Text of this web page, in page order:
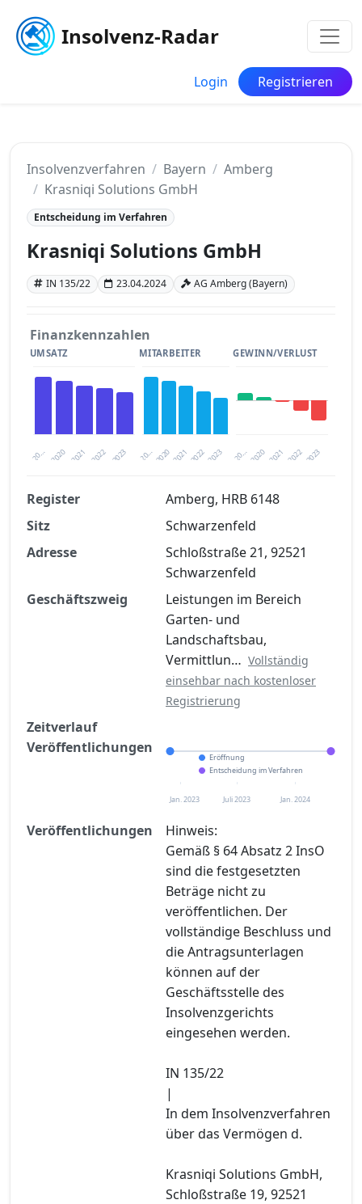
Insolvenz-Radar
Login Registrieren
Insolvenzverfahren Bayern
Amberg
Krasniqi Solutions GmbH
Entscheidung im Verfahren
Krasniqi Solutions GmbH
IN 135/22 23.04.2024 AG Amberg (Bayern)
Finanzkennzahlen
UMSATZ
20… 2021 2023
2020 2022
MITARBEITER
20… 2021 2023
2020 2022
GEWINN/VERLUST
20… 2021 2023
2020 2022
Finanzkennzahlen nach kostenloser
Registrierung verfügbar
Jetzt kostenlos registrieren
Register
Amberg, HRB 6148
Sitz
Schwarzenfeld
Adresse
Schloßstraße 21, 92521
Schwarzenfeld
Geschäftszweig
Leistungen im Bereich
Garten- und
Landschaftsbau,
Vermittlun… Vollständig
einsehbar nach kostenloser
Registrierung
Zeitverlauf
Veröffentlichungen
Eröffnung
Entscheidung im Verfahren
Jan. 2023 Juli 2023 Jan. 2024
Veröffentlichungen
Hinweis:
Gemäß § 64 Absatz 2 InsO
sind die festgesetzten
Beträge nicht zu
veröffentlichen. Der
vollständige Beschluss und
die Antragsunterlagen
können auf der
Geschäftsstelle des
Insolvenzgerichts
eingesehen werden.
IN 135/22
|
In dem Insolvenzverfahren
über das Vermögen d.
Krasniqi Solutions GmbH,
Schloßstraße 19, 92521